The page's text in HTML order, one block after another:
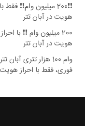
❗❗200 میلیون وام❗❗
هویت در آبان تتر
200 میلیون وام ❗❗ با احراز
هویت در آبان تتر
وام 100 هزار تتری آبان
فوری، فقط با احراز